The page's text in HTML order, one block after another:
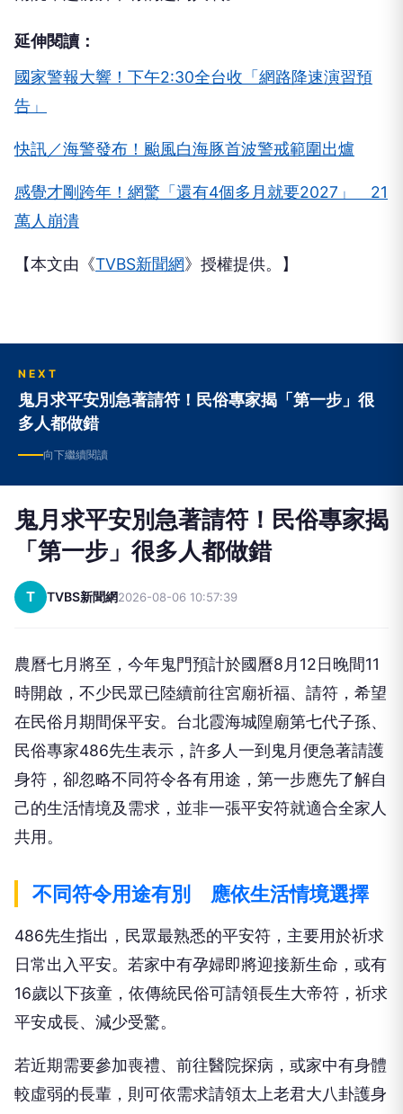
延伸閱讀：
國家警報大響！下午2:30全台收「網路降速演習預
告」
快訊／海警發布！颱風白海豚首波警戒範圍出爐
感覺才剛跨年！網驚「還有4個多月就要2027」 21
萬人崩潰
【本文由《TVBS新聞網》授權提供。】
NEXT
鬼月求平安別急著請符！民俗專家揭「第一步」很
多人都做錯
向下繼續閱讀
鬼月求平安別急著請符！民俗專家揭
「第一步」很多人都做錯
T TVBS新聞網2026-08-06 10:57:39
農曆七月將至，今年鬼門預計於國曆8月12日晚間11
時開啟，不少民眾已陸續前往宮廟祈福、請符，希望
在民俗月期間保平安。台北霞海城隍廟第七代子孫、
民俗專家486先生表示，許多人一到鬼月便急著請護
身符，卻忽略不同符令各有用途，第一步應先了解自
己的生活情境及需求，並非一張平安符就適合全家人
共用。
不同符令用途有別 應依生活情境選擇
486先生指出，民眾最熟悉的平安符，主要用於祈求
日常出入平安。若家中有孕婦即將迎接新生命，或有
16歲以下孩童，依傳統民俗可請領長生大帝符，祈求
平安成長、減少受驚。
若近期需要參加喪禮、前往醫院探病，或家中有身體
較虛弱的長輩，則可依需求請領太上老君大八卦護身